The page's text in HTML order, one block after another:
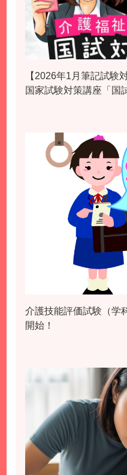
【2026年1月筆記試験
国家試験対策講座「
介護技能評価試験（学
開始！